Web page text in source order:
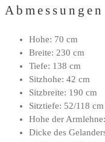
Abmessungen
Hohe: 70 cm
Breite: 230 cm
Tiefe: 138 cm
Sitzhohe: 42 cm
Sitzbreite: 190 cm
Sitztiefe: 52/118 cm
Hohe der
Dicke des